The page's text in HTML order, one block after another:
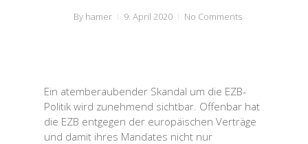
By hamer 9. April 2020 No Comments
Ein atemberaubender Skandal um die EZB-
Politik wird zunehmend sichtbar. Offenbar hat
die EZB entgegen der europäischen Verträge
und damit ihres Mandates nicht nur